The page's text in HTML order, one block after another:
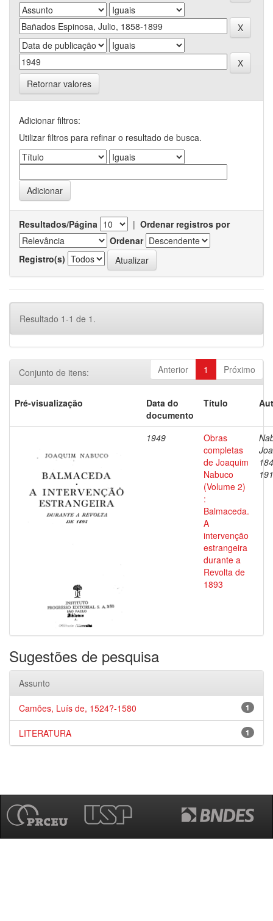
Retornar valores
Adicionar filtros:
Utilizar filtros para refinar o resultado de busca.
Resultados/Página | Ordenar registros por
Ordenar
Registro(s)
Resultado 1-1 de 1.
Anterior 1 Próximo
Conjunto de itens:
Pré-visualização
Data do
documento
Título
1949
Obras
completas
de Joaquim
Nabuco
(Volume 2)
:
Balmaceda.
A
intervenção
estrangeira
durante a
Revolta de
1893
Sugestões de pesquisa
Assunto
1
Camões, Luís de, 1524?-1580
1
LITERATURA